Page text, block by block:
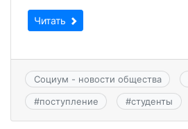
Читать
Социум - новости общества
#поступление #студенты